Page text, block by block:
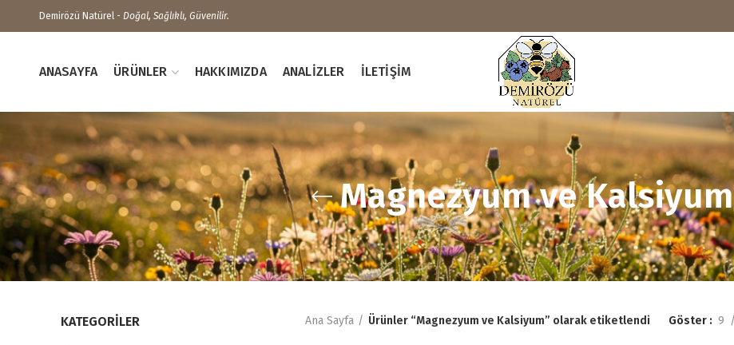
Demirözü Natürel - Doğal, Sağlıklı, Güvenilir.
ANASAYFA ÜRÜNLER HAKKIMIZDA ANALIZLER İLETIŞIM
Magnezyum ve Kalsiyum
KATEGORILER Ana Sayfa Ürünler “Magnezyum ve Kalsiyum” olarak etiketlendi Göster 9